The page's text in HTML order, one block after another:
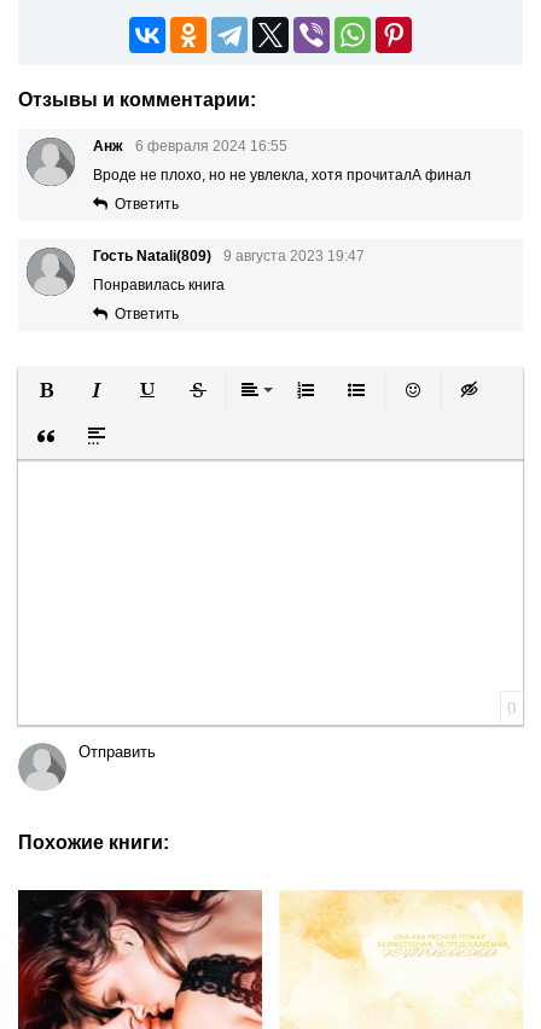
Отзывы и комментарии:
Анж
6 февраля 2024 16:55
Вроде не плохо, но не увлекла, хотя прочиталА финал
Ответить
Гость Natali(809)
9 августа 2023 19:47
Понравилась книга
Ответить
Вставка цитаты
Вставка спойлера
0
Отправить
Похожие книги: